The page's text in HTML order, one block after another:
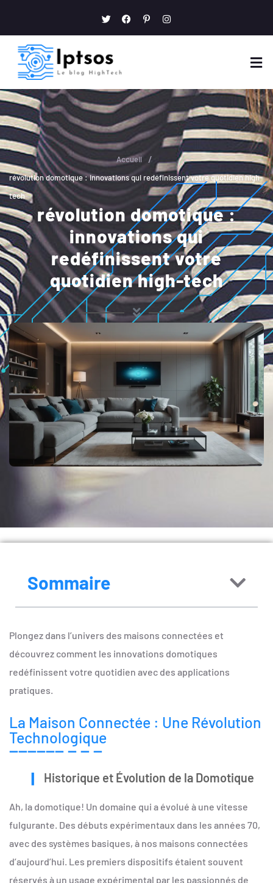
Accueil /
révolution domotique : innovations qui redéfinissent votre quotidien high-
tech
révolution domotique :
innovations qui
redéfinissent votre
quotidien high-tech
Sommaire
Plongez dans l’univers des maisons connectées et
découvrez comment les innovations domotiques
redéfinissent votre quotidien avec des applications
pratiques.
La Maison Connectée : Une Révolution
Technologique
Historique et Évolution de la Domotique
Ah, la domotique! Un domaine qui a évolué à une vitesse
fulgurante. Des débuts expérimentaux dans les années 70,
avec des systèmes basiques, à nos maisons connectées
d’aujourd’hui. Les premiers dispositifs étaient souvent
réservés à un usage expérimental par les passionnés de